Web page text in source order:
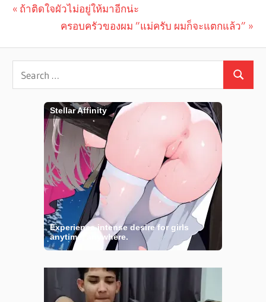
navigation
Previous
ถ้าติดใจผัวไม่อยู่ให้มาอีกน่ะ
Next
ครอบครัวของผม ”แม่ครับ ผมก็จะแตกแล้ว”